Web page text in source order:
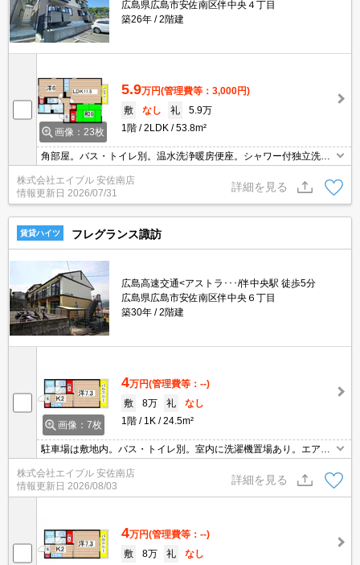
広島県広島市安佐南区伴中央４丁目
築26年
2階建
画像：23枚
5.9万円(管理費等：3,000円)
敷
なし 礼
5.9万
1階
2LDK 53.8m²
角部屋。バス・トイレ別。温水洗浄暖房便座。シャワー付独立洗面
ターホン有。最寄り駅まで徒歩6分！。スーパーへ700m。
株式会社エイブル 安佐南店
情報更新日 2026/07/31
詳細を見る
賃貸ハイツ フレグランス諏訪
広島高速交通<アストラ･･･/伴中央駅 徒歩5分
広島県広島市安佐南区伴中央６丁目
築30年
2階建
画像：7枚
4万円(管理費等：--)
敷
8万 礼
なし
1階
1K 24.5m²
駐車場は敷地内。バス・トイレ別。室内に洗濯機置場あり。エアコ
0m。交番へ420m。100円ショップへ680m。
株式会社エイブル 安佐南店
情報更新日 2026/08/03
詳細を見る
4万円(管理費等：--)
敷
8万 礼
なし